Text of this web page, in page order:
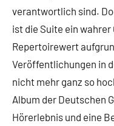
verantwortlich sind.
ist die Suite ein wahrer
Repertoirewert
Veröffentlichungen in
nicht mehr ganz so
Album der Deutschen
Hörerlebnis und eine